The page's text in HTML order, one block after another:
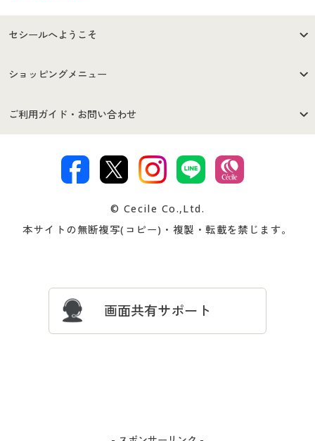
セシールへようこそ
はじめての方へ
セシールご利用規約
著作権・商標について 会社案内
ショッピングメニュー
商品カテゴリ
プレゼント＆キャンペーン サイトマップ
ご利用ガイド・お問い合わせ
交換・返品は お支払は
ついて
忘れの場合
© Cecile Co.,Ltd.
本サイトの無断複写(コピー)・複製・転載を禁じます。
画面共有サポート